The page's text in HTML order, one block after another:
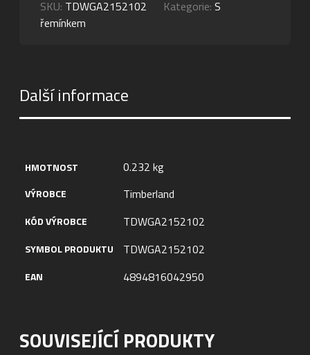
SKU: TDWGA2152102 Kategorie:S
řemínkem
Další informace
HMOTNOST 0.232 kg
VÝROBCE Timberland
KÓD VÝROBCE TDWGA2152102
SYMBOL PRODUKTU TDWGA2152102
EAN 4894816042950
SOUVISEJÍCÍ PRODUKTY